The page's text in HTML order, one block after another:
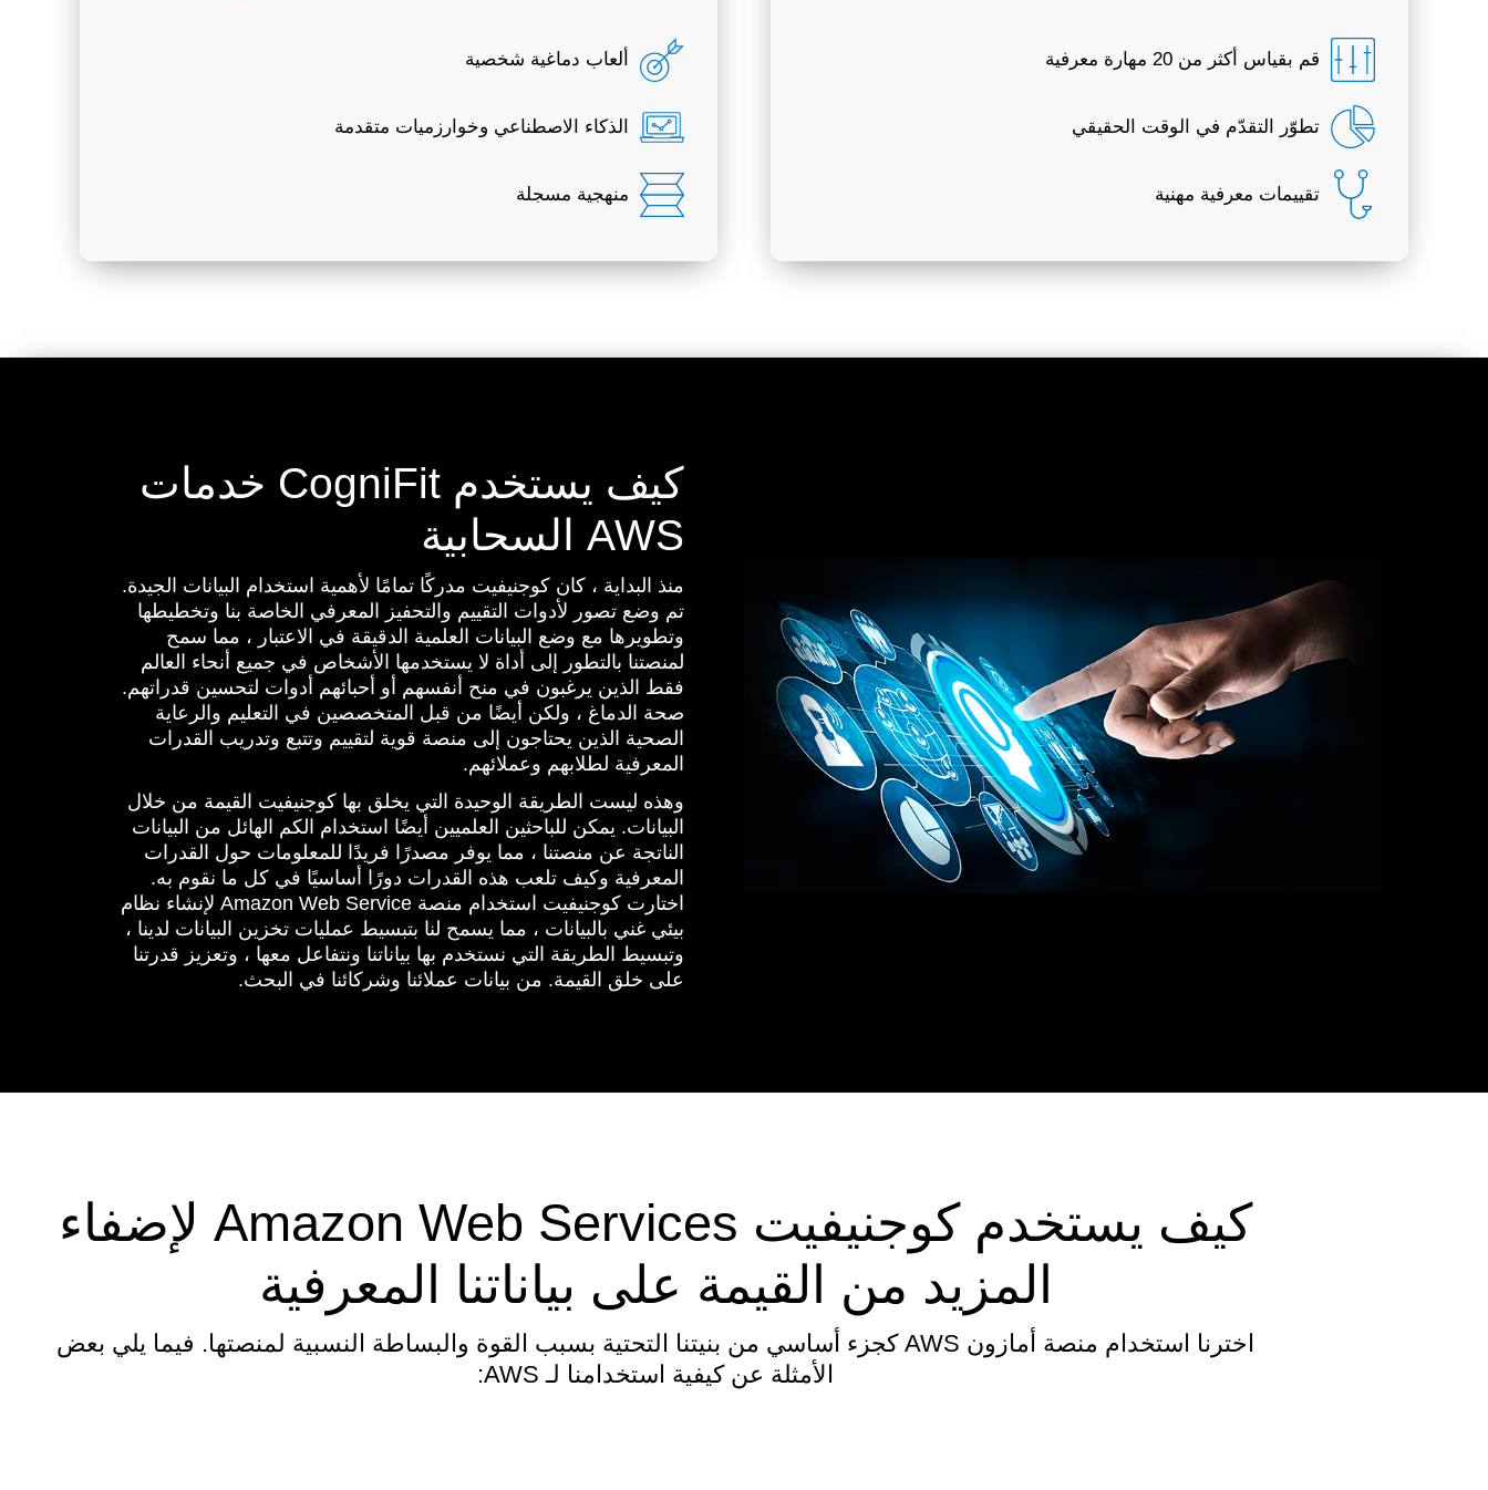
قم بقياس أكثر من 20 مهارة معرفية
تطوّر التقدّم في الوقت الحقيقي
تقييمات معرفية مهنية
ألعاب دماغية شخصية
الذكاء الاصطناعي وخوارزميات متقدمة
منهجية مسجلة
كيف يستخدم CogniFit خدمات
AWS السحابية
منذ البداية ، كان كوجنيفيت مدركًا تمامًا لأهمية استخدام البيانات الجيدة.
تم وضع تصور لأدوات التقييم والتحفيز المعرفي الخاصة بنا وتخطيطها
وتطويرها مع وضع البيانات العلمية الدقيقة في الاعتبار ، مما سمح
لمنصتنا بالتطور إلى أداة لا يستخدمها الأشخاص في جميع أنحاء العالم
فقط الذين يرغبون في منح أنفسهم أو أحبائهم أدوات لتحسين قدراتهم.
صحة الدماغ ، ولكن أيضًا من قبل المتخصصين في التعليم والرعاية
الصحية الذين يحتاجون إلى منصة قوية لتقييم وتتبع وتدريب القدرات
المعرفية لطلابهم وعملائهم.
وهذه ليست الطريقة الوحيدة التي يخلق بها كوجنيفيت القيمة من خلال
البيانات. يمكن للباحثين العلميين أيضًا استخدام الكم الهائل من البيانات
الناتجة عن منصتنا ، مما يوفر مصدرًا فريدًا للمعلومات حول القدرات
المعرفية وكيف تلعب هذه القدرات دورًا أساسيًا في كل ما نقوم به.
اختارت كوجنيفيت استخدام منصة Amazon Web Service لإنشاء نظام
بيئي غني بالبيانات ، مما يسمح لنا بتبسيط عمليات تخزين البيانات لدينا ،
وتبسيط الطريقة التي نستخدم بها بياناتنا ونتفاعل معها ، وتعزيز قدرتنا
على خلق القيمة. من بيانات عملائنا وشركائنا في البحث.
كيف يستخدم كوجنيفيت Amazon Web Services لإضفاء
المزيد من القيمة على بياناتنا المعرفية
اخترنا استخدام منصة أمازون AWS كجزء أساسي من بنيتنا التحتية بسبب القوة والبساطة النسبية لمنصتها. فيما يلي بعض
الأمثلة عن كيفية استخدامنا لـ AWS: